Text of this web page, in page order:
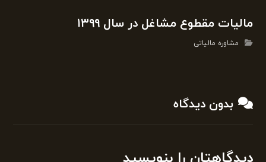
مالیات مقطوع مشاغل در سال ۱۳۹۹
مشاوره مالیاتی
بدون دیدگاه